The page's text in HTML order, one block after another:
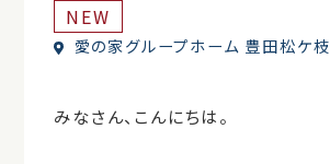
NEW
愛の家グループホーム 豊田松ケ枝
みなさん、こんにちは。